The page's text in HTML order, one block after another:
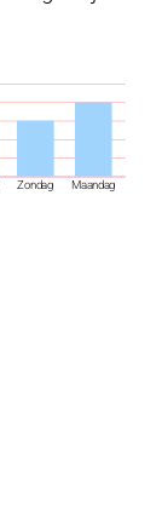
Zondag Maandag